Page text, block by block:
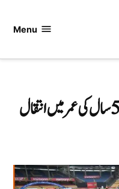
Menu
سابق بھارتی کرکٹرڈیوڈ جانسن 52 سال کی عمر میں انتقال